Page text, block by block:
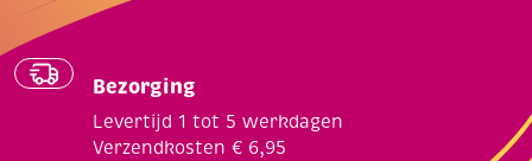
Bezorging
Levertijd 1 tot 5 werkdagen
Verzendkosten € 6,95